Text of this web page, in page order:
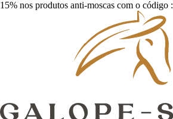
15% nos produtos anti-moscas com o código :